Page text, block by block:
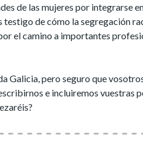
de las mujeres por integrarse
de cómo la segregación
el camino a importantes
Galicia, pero seguro que
e incluiremos vuestras